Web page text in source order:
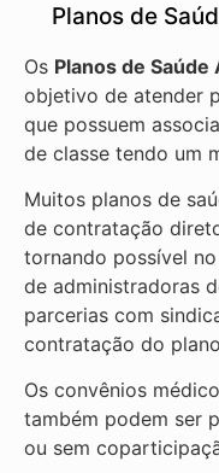
Planos de
Os Planos de Saúde
objetivo de atender
que possuem
de classe tendo um
Muitos planos de
de contratação
tornando possível
de administradoras
parcerias com
contratação do
Os convênios
também podem ser
ou sem